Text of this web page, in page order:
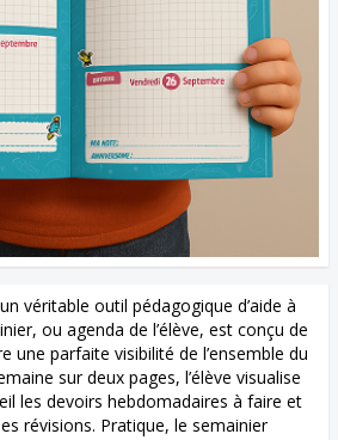
véritable outil pédagogique d’aide à
ou agenda de l’élève, est conçu de
une parfaite visibilité de l’ensemble du
sur deux pages, l’élève visualise
les devoirs hebdomadaires à faire et
révisions. Pratique, le semainier